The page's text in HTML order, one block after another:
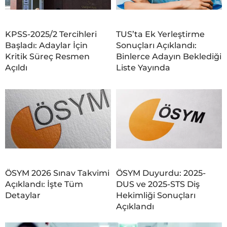
KPSS-2025/2 Tercihleri
Başladı: Adaylar İçin
Kritik Süreç Resmen
Açıldı
TUS’ta Ek Yerleştirme
Sonuçları Açıklandı:
Binlerce Adayın Beklediği
Liste Yayında
ÖSYM 2026 Sınav Takvimi
Açıklandı: İşte Tüm
Detaylar
ÖSYM Duyurdu: 2025-
DUS ve 2025-STS Diş
Hekimliği Sonuçları
Açıklandı